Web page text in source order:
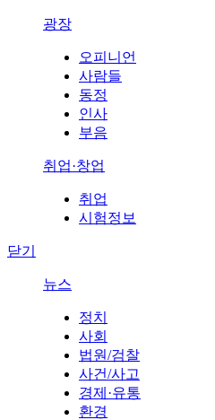
광장
오피니언
사람들
동정
인사
부음
취업·창업
취업
시험정보
닫기
뉴스
정치
사회
법원/검찰
사건/사고
경제·유통
환경